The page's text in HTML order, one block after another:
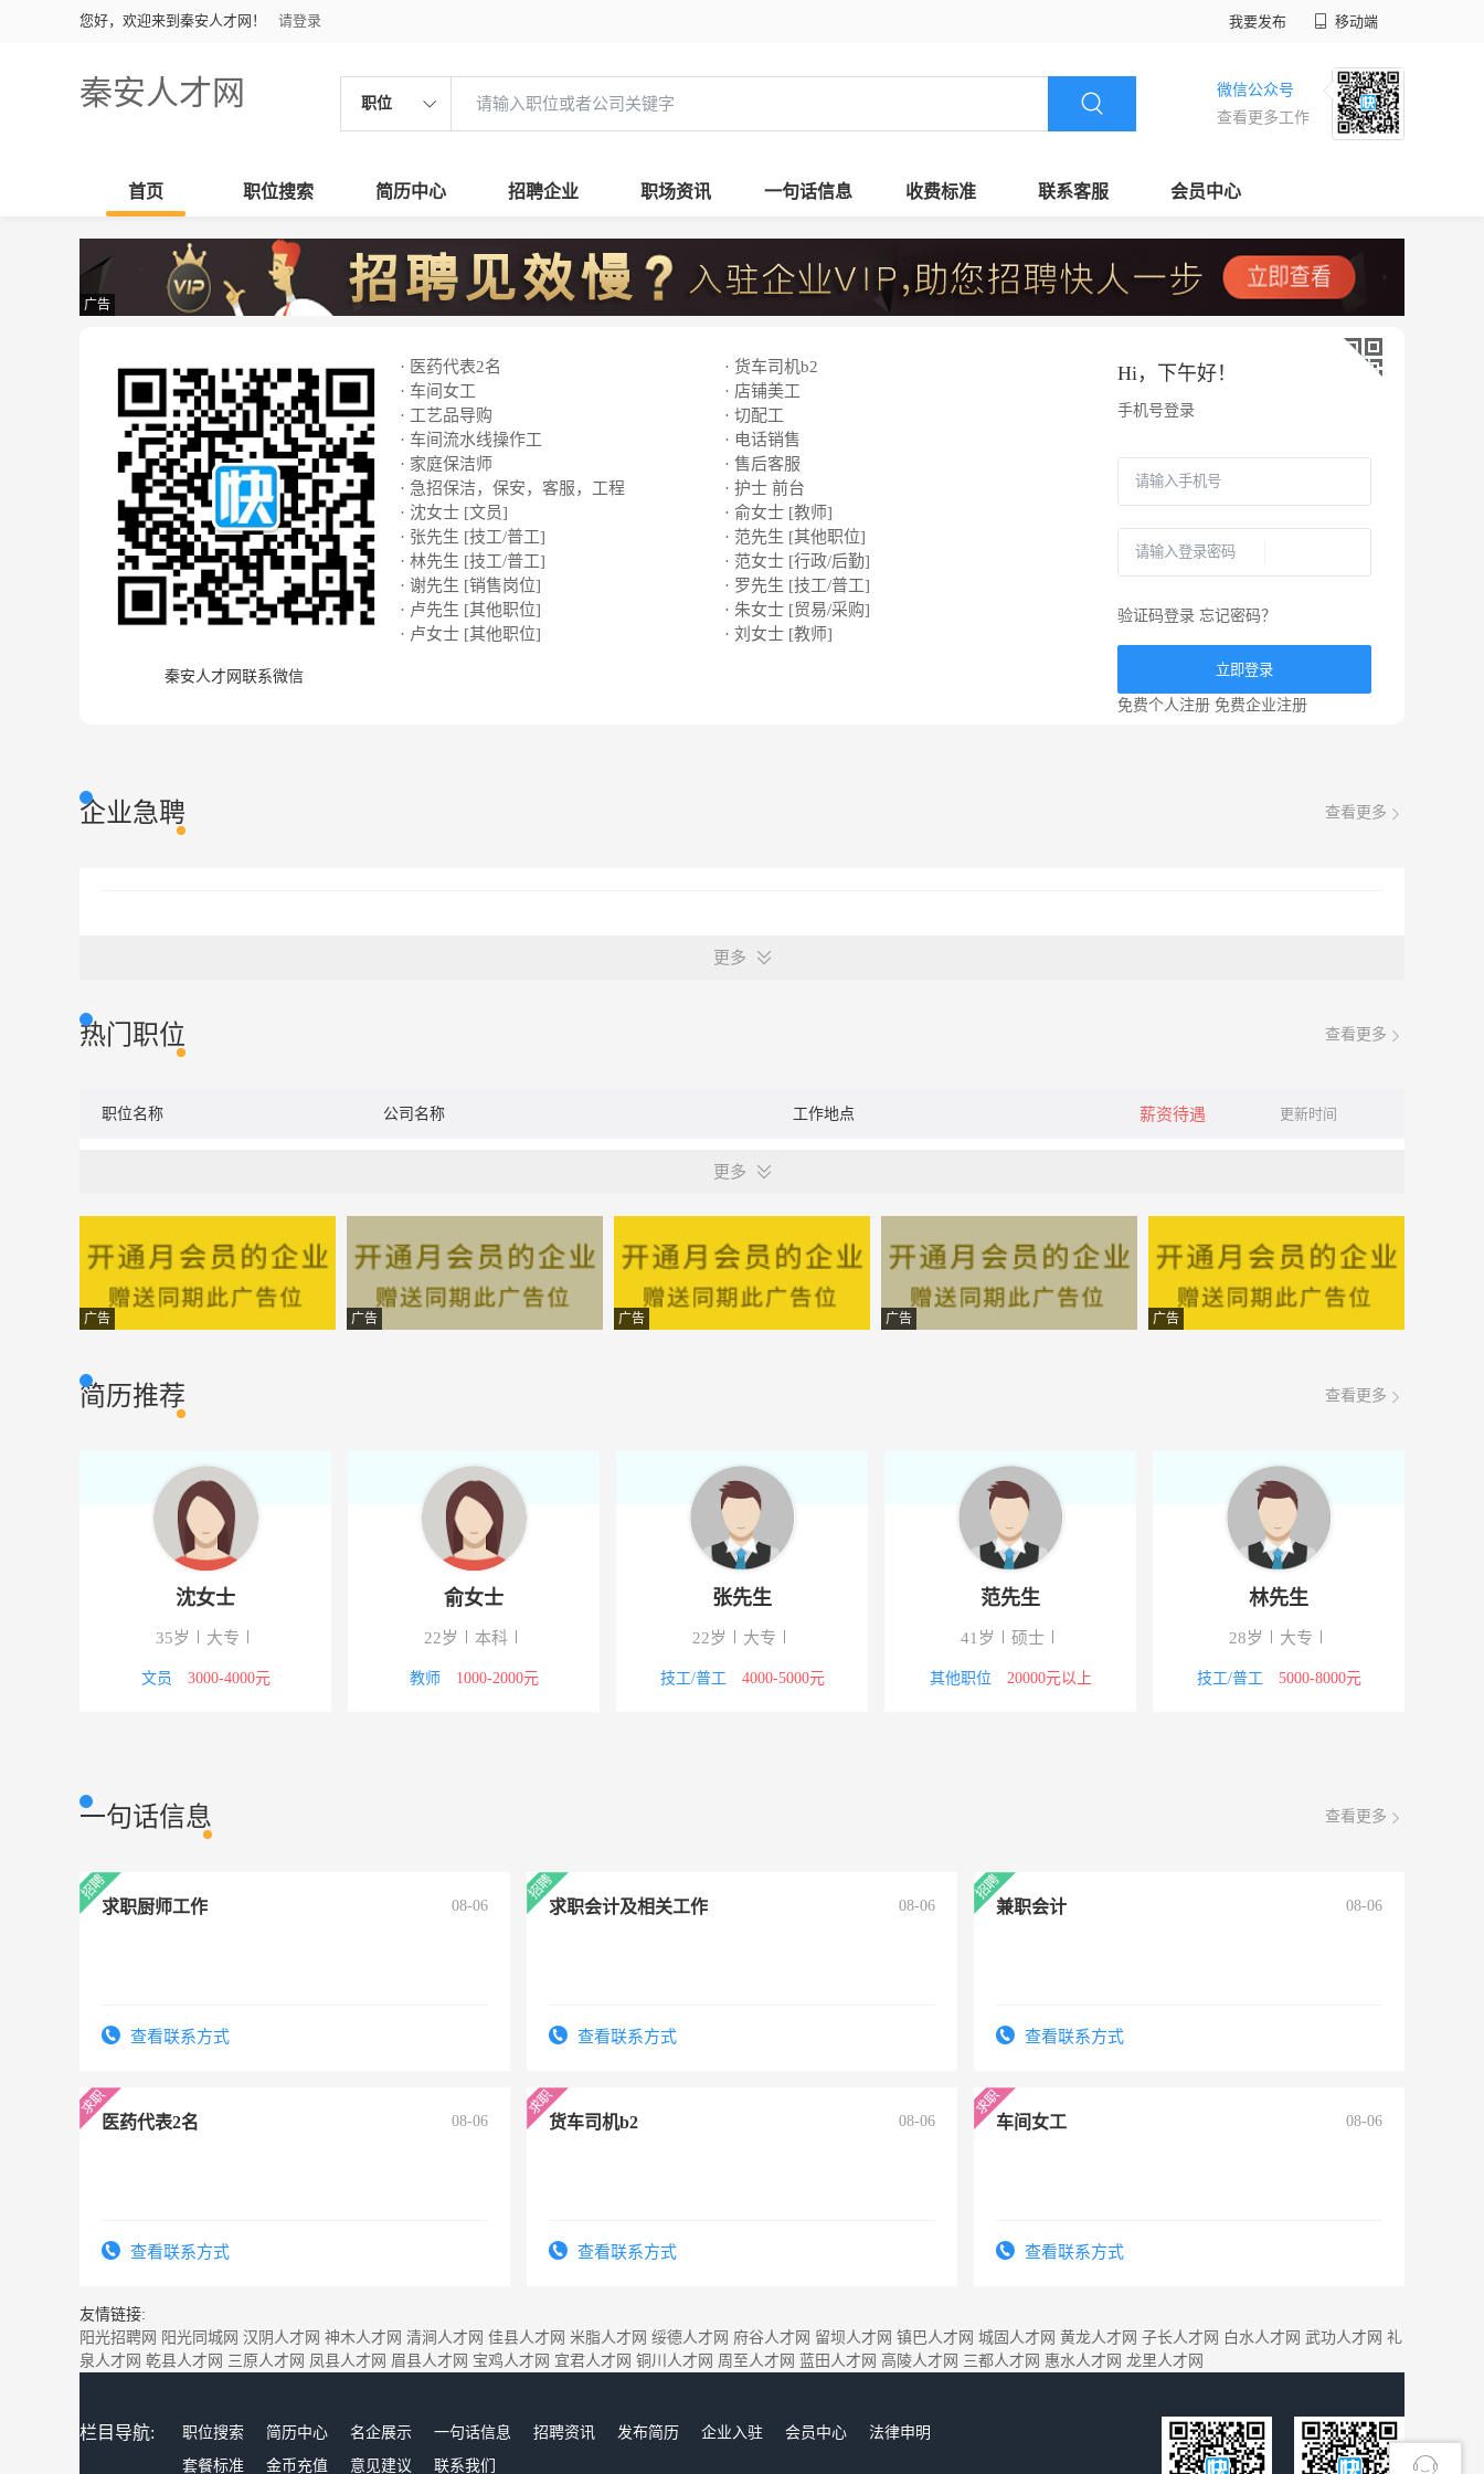
您好，欢迎来到秦安人才网！ 请登录 我要发布 移动端
秦安人才网 职位
微信公众号
查看更多工作
首页 职位搜索 简历中心 招聘企业 职场资讯 一句话信息 收费标准 联系客服 会员中心
广告
秦安人才网联系微信
· 医药代表2名
· 货车司机b2
· 车间女工
· 店铺美工
· 工艺品导购
· 切配工
· 车间流水线操作工
· 电话销售
· 家庭保洁师
· 售后客服
· 急招保洁，保安，客服，工程
· 护士 前台
· 沈女士 [文员]
· 俞女士 [教师]
· 张先生 [技工/普工]
· 范先生 [其他职位]
· 林先生 [技工/普工]
· 范女士 [行政/后勤]
· 谢先生 [销售岗位]
· 罗先生 [技工/普工]
· 卢先生 [其他职位]
· 朱女士 [贸易/采购]
· 卢女士 [其他职位]
· 刘女士 [教师]
Hi， 下午好！
手机号登录
验证码登录 忘记密码？
立即登录
免费个人注册 免费企业注册
企业急聘 查看更多
更多
热门职位 查看更多
职位名称 公司名称 工作地点 薪资待遇 更新时间
更多
广告 广告 广告 广告 广告
简历推荐 查看更多
沈女士
35岁 大专
文员 3000-4000元
俞女士
22岁 本科
教师 1000-2000元
张先生
22岁 大专
技工/普工 4000-5000元
范先生
41岁 硕士
其他职位 20000元以上
林先生
28岁 大专
技工/普工 5000-8000元
一句话信息 查看更多
求职厨师工作 08-06
查看联系方式
求职会计及相关工作 08-06
查看联系方式
兼职会计 08-06
查看联系方式
医药代表2名 08-06
查看联系方式
货车司机b2 08-06
查看联系方式
车间女工 08-06
查看联系方式
友情链接:
阳光招聘网 阳光同城网 汉阴人才网 神木人才网 清涧人才网 佳县人才网 米脂人才网 绥德人才网 府谷人才网 留坝人才网 镇巴人才网 城固人才网 黄龙人才网 子长人才网 白水人才网 武功人才网 礼
泉人才网 乾县人才网 三原人才网 凤县人才网 眉县人才网 宝鸡人才网 宜君人才网 铜川人才网 周至人才网 蓝田人才网 高陵人才网 三都人才网 惠水人才网 龙里人才网
栏目导航: 职位搜索 简历中心 名企展示 一句话信息 招聘资讯 发布简历 企业入驻 会员中心
法律申明
套餐标准
金币充值 意见建议 联系我们